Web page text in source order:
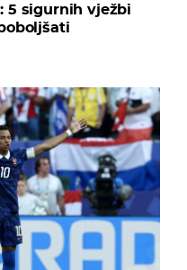
5 sigurnih vježbi